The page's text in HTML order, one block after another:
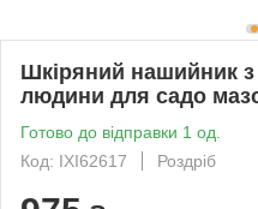
Шкіряний нашийник
людини для садо
Готово до відправки 1 од.
Код: IXI62617
Роздріб